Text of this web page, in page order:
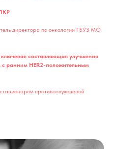
директора по онкологии ГБУЗ МО
составляющая улучшения
с ранним HER2-положительным
противоопухолевой